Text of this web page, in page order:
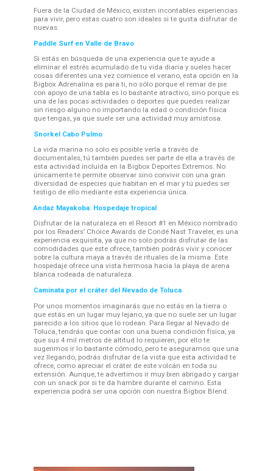
Fuera de la Ciudad de México, existen incontables experiencias
para vivir, pero estas cuatro son ideales si te gusta disfrutar de
nuevas.
Paddle Surf en Valle de Bravo
Si estás en búsqueda de una experiencia que te ayude a
eliminar el estrés acumulado de tu vida diaria y sueles hacer
cosas diferentes una vez comience el verano, esta opción en la
Bigbox Adrenalina es para ti, no sólo porque el remar de pie
con apoyo de una tabla es lo bastante atractivo, sino porque es
una de las pocas actividades o deportes que puedes realizar
sin riesgo alguno no importando la edad o condición física
que tengas, ya que suele ser una actividad muy amistosa.
Snorkel Cabo Pulmo
La vida marina no solo es posible verla a través de
documentales, tú también puedes ser parte de ella a través de
esta actividad incluída en la Bigbox Deportes Extremos. No
únicamente te permite observar sino convivir con una gran
diversidad de especies que habitan en el mar y tú puedes ser
testigo de ello mediante esta experiencia única.
Andaz Mayakoba: Hospedaje tropical
Disfrutar de la naturaleza en el Resort #1 en México nombrado
por los Readers’ Choice Awards de Condé Nast Traveler, es una
experiencia exquisita, ya que no solo podrás disfrutar de las
comodidades que este ofrece, también podrás vivir y conocer
sobre la cultura maya a través de rituales de la misma. Este
hospedaje ofrece una vista hermosa hacia la playa de arena
blanca rodeada de naturaleza.
Caminata por el cráter del Nevado de Toluca
Por unos momentos imaginarás que no estás en la tierra o
que estás en un lugar muy lejano, ya que no suele ser un lugar
parecido a los sitios que lo rodean. Para llegar al Nevado de
Toluca, tendrás que contar con una buena condición física, ya
que sus 4 mil metros de altitud lo requieren, por ello te
sugerimos ir lo bastante cómodo, pero te aseguramos que una
vez llegando, podrás disfrutar de la vista que esta actividad te
ofrece, como apreciar el cráter de este volcán en toda su
extensión. Aunque, te advertimos ir muy bien abrigado y cargar
con un snack por si te da hambre durante el camino. Esta
experiencia podrá ser una opción con nuestra Bigbox Blend.